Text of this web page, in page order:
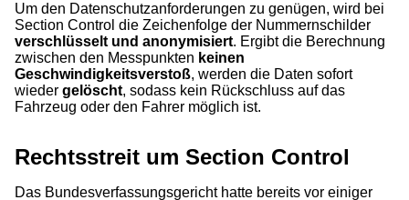
Um den Datenschutzanforderungen zu genügen, wird bei
Section Control die Zeichenfolge der Nummernschilder
verschlüsselt und anonymisiert. Ergibt die Berechnung
zwischen den Messpunkten keinen
Geschwindigkeitsverstoß, werden die Daten sofort
wieder gelöscht, sodass kein Rückschluss auf das
Fahrzeug oder den Fahrer möglich ist.
Rechtsstreit um Section Control
Das Bundesverfassungsgericht hatte bereits vor einiger